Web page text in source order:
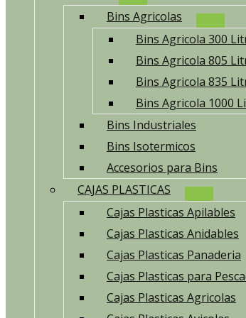
Bins Agricolas
Bins Agricola 300
Bins Agricola 805
Bins Agricola 835
Bins Agricola 1000
Bins Industriales
Bins Isotermicos
Accesorios para Bins
CAJAS PLASTICAS
Cajas Plasticas Apilables
Cajas Plasticas Anidables
Cajas Plasticas Panaderia
Cajas Plasticas para
Cajas Plasticas Agricolas